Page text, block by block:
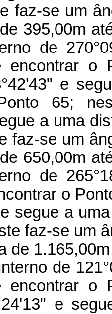
faz-se um
395,00m
de
encontrar o
e
65;
a uma
faz-se um
650,00m
de
o
segue a
faz-se um
de
de
encontrar o
e